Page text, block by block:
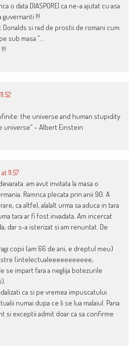
o data DIASPOREI ca ne-a ajutat cu asa
guvernanti !!!
Donalds si rad de prostii de romani cum
sub masa ”…
the universe and human stupidity
universe” – Albert Einstein
11:57
am avut invitata la masa o
Ramnca plecata prin anii 90. A
ca altfel, alalalt urma sa aduca in tara
tara ar fi fost invadata. Am incercat
dar s-a isterizat si am renuntat. De
copii (am 66 de ani, e dreptul meu)
(intelectualeeeeeeeeeee,
impart fara a neglija botezurile
ca si pe vremea impuscatului
numai dupa ce li se lua malaiul. Pana
si exceptii admit doar ca sa confirme